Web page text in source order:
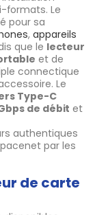
formats. Le
pour sa
, appareils
que le lecteur
et de
connectique
Le
Type-C
de débit et
authentiques
par les
de carte